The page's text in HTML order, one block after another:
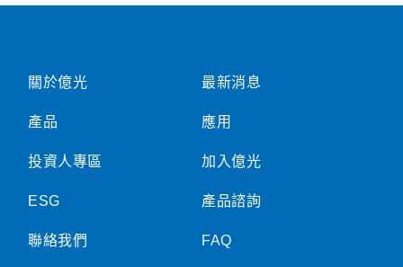
關於億光
產品
投資人專區
ESG
聯絡我們
最新消息
應用
加入億光
產品諮詢
FAQ